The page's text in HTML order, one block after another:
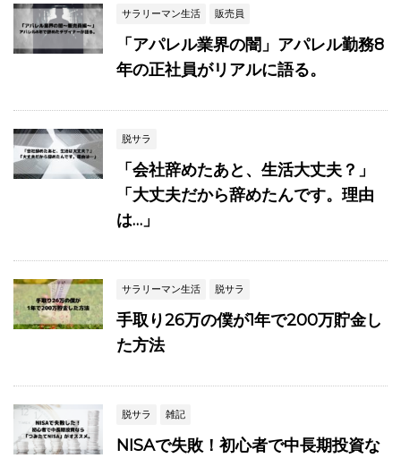
サラリーマン生活 販売員
「アパレル業界の闇」アパレル勤務8
年の正社員がリアルに語る。
脱サラ
「会社辞めたあと、生活大丈夫？」
「大丈夫だから辞めたんです。理由
は…」
サラリーマン生活 脱サラ
手取り26万の僕が1年で200万貯金し
た方法
脱サラ 雑記
NISAで失敗！初心者で中長期投資な